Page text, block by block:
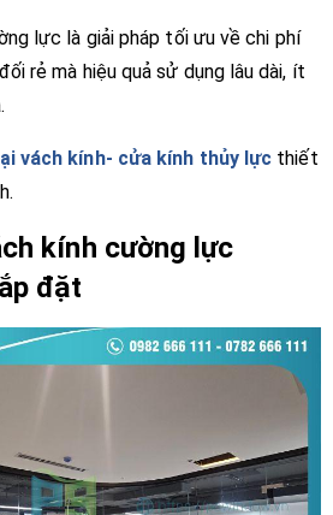
lực là giải pháp tối ưu về chi phí
rẻ mà hiệu quả sử dụng lâu dài, ít
vách kính- cửa kính thủy lực thiết
kính cường lực
đặt